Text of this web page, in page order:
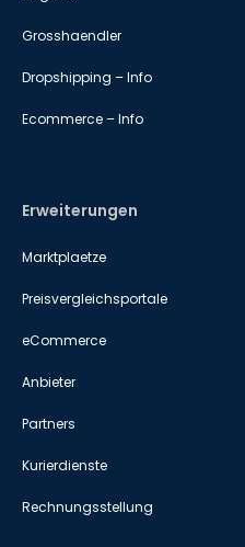
Grosshaendler
Dropshipping – Info
Ecommerce – Info
Erweiterungen
Marktplaetze
Preisvergleichsportale
eCommerce
Anbieter
Partners
Kurierdienste
Rechnungsstellung